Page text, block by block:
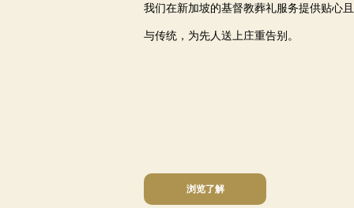
我们在新加坡的基督教葬礼服务提供贴心
与传统，为先人送上庄重告别。
浏览了解